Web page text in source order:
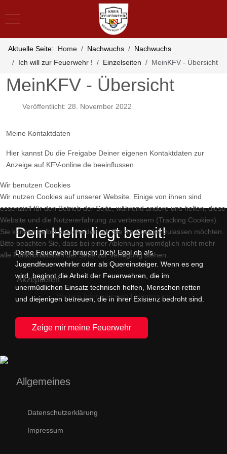
Mobile Menu Toggle
Aktuelle Seite: Home Nachwuchs
Nachwuchs
Ich will zur Feuerwehr !
Einzelseiten MeinKFV - Übersicht
MeinKFV - Übersicht
Veröffentlicht: 28. November 2022
Meine Kontaktdaten
Hier kannst Du die Freigabe Deiner eigenen Kontaktdaten zur
Anzeige auf KFV-online.de beeinflussen.
Vorheriger Beitrag: Ich will zur Feuerwehr!
Zurück Nächster
Weiter
Dein Helm liegt bereit!
Deine Feuerwehr braucht Dich! Egal ob als
Jugendfeuerwehrler oder als Quereinsteiger. Wenn es eng
wird, beginnt die Arbeit der Feuerwehren, die im
unermüdlichen Einsatz technisch helfen, Menschen retten
und diejenigen betreuen, die in ihrer Existenz bedroht sind.
Zeige mir meine Feuerwehr
Allgemeines
Datenschutzerklärung
Impressum
Wir benutzen Cookies
Wir nutzen Cookies auf unserer Website. Einige von ihnen sind
essenziell für den Betrieb der Seite, während andere uns helfen, diese
Website und die Nutzererfahrung zu verbessern (Tracking Cookies).
Sie können selbst entscheiden, ob Sie die Cookies zulassen möchten.
Bitte beachten Sie, dass bei einer Ablehnung womöglich nicht mehr
alle Funktionalitäten der Seite zur Verfügung stehen.
Akzeptieren
Weitere Informationen |Impressum